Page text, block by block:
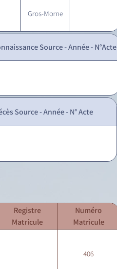
Gros-Morne
Source - Année - N°Acte
Source - Année - N° Acte
Registre
Matricule
Numéro
Matricule
406